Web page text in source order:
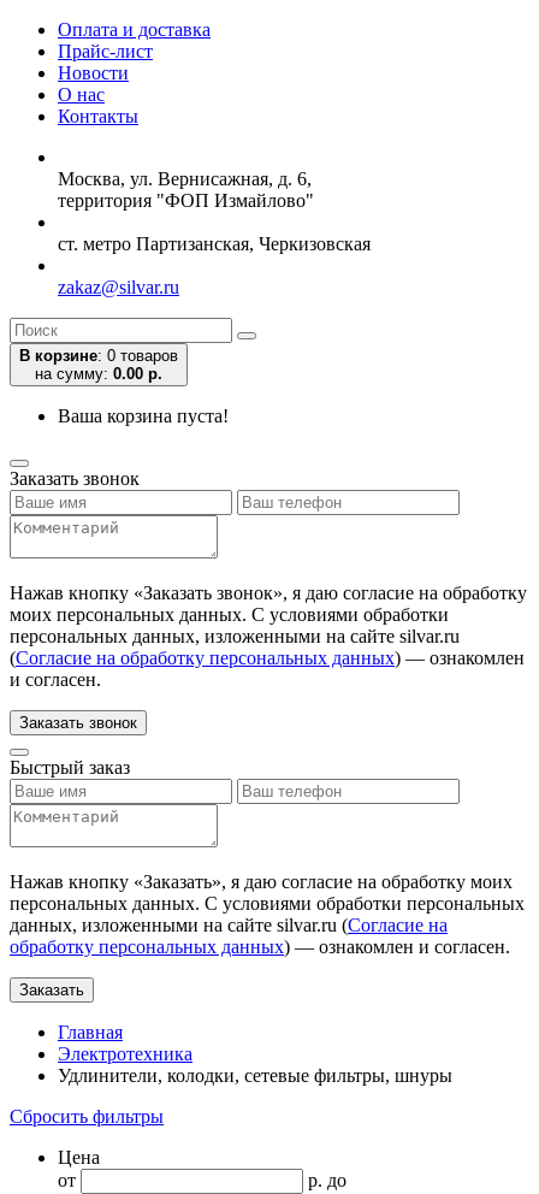
Оплата и доставка
Прайс-лист
Новости
О нас
Контакты
Москва, ул. Вернисажная, д. 6,
территория "ФОП Измайлово"
ст. метро Партизанская, Черкизовская
zakaz@silvar.ru
В корзине: 0 товаров
на сумму: 0.00 р.
Ваша корзина пуста!
Заказать звонок
Нажав кнопку «Заказать звонок», я даю согласие на обработку
моих персональных данных. С условиями обработки
персональных данных, изложенными на сайте silvar.ru
(Согласие на обработку персональных данных) — ознакомлен
и согласен.
Заказать звонок
Быстрый заказ
Нажав кнопку «Заказать», я даю согласие на обработку моих
персональных данных. С условиями обработки персональных
данных, изложенными на сайте silvar.ru (Согласие на
обработку персональных данных) — ознакомлен и согласен.
Заказать
Главная
Электротехника
Удлинители, колодки, сетевые фильтры, шнуры
Сбросить фильтры
Цена
от
р. до